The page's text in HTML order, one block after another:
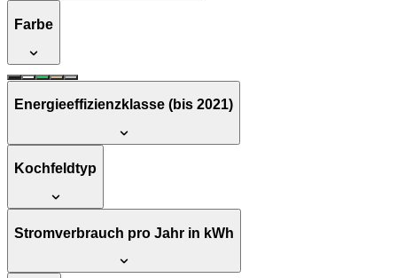
Farbe
Energieeffizienzklasse (bis 2021)
Kochfeldtyp
Stromverbrauch pro Jahr in kWh